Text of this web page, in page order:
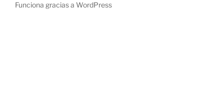
Funciona gracias a WordPress